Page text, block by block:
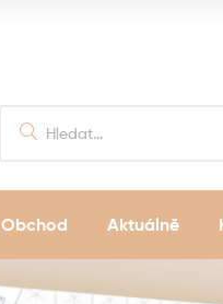
Obchod Aktuálně